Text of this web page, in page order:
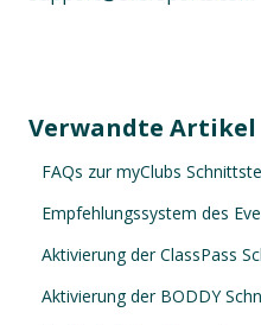
Verwandte Artikel
FAQs zur myClubs
Empfehlungssystem des
Aktivierung der ClassPass
Aktivierung der BODDY